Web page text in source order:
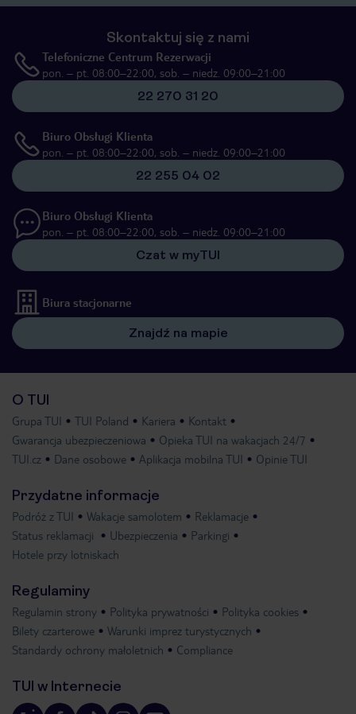
Skontaktuj się z nami
Telefoniczne Centrum Rezerwacji
pon. – pt. 08:00–22:00, sob. – niedz. 09:00–21:00
22 270 31 20
Biuro Obsługi Klienta
pon. – pt. 08:00–22:00, sob. – niedz. 09:00–21:00
22 255 04 02
Biuro Obsługi Klienta
pon. – pt. 08:00–22:00, sob. – niedz. 09:00–21:00
Czat w myTUI
Biura stacjonarne
Znajdź na mapie
O TUI
Grupa TUI TUI Poland Kariera
Kontakt
Gwarancja ubezpieczeniowa
Opieka TUI na wakacjach 24/7
TUI.cz
Dane osobowe Aplikacja mobilna TUI Opinie TUI
Przydatne informacje
Podróż z TUI Wakacje samolotem
Reklamacje
Status reklamacji
Ubezpieczenia
Parkingi
Hotele przy lotniskach
Regulaminy
Regulamin strony Polityka prywatności
Polityka cookies
Bilety czarterowe
Warunki imprez turystycznych
Standardy ochrony małoletnich
Compliance
TUI w Internecie